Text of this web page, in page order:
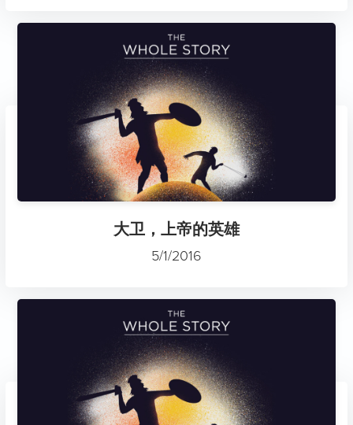
大卫，上帝的英雄
5/1/2016